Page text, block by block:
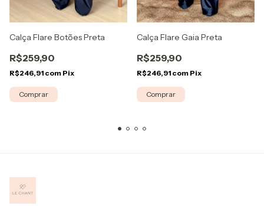
Calça Flare Botões Preta
R$259,90
R$246,91 com Pix
Comprar
Calça Flare Gaia Preta
R$259,90
R$246,91 com Pix
Comprar